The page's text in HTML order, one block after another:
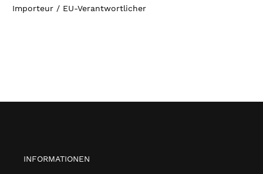
Importeur / EU-Verantwortlicher
INFORMATIONEN